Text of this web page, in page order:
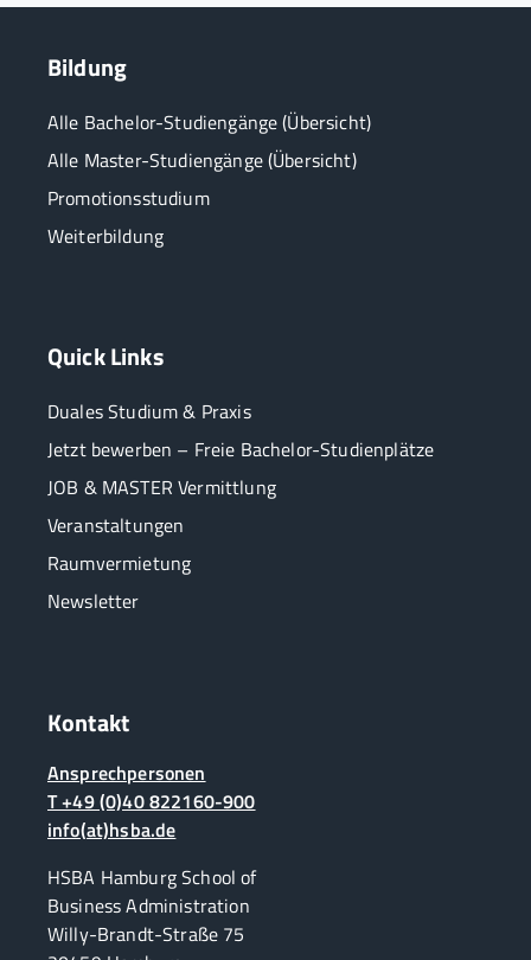
Bildung
Alle Bachelor-Studiengänge (Übersicht)
Alle Master-Studiengänge (Übersicht)
Promotionsstudium
Weiterbildung
Quick Links
Duales Studium & Praxis
Jetzt bewerben – Freie Bachelor-Studienplätze
JOB & MASTER Vermittlung
Veranstaltungen
Raumvermietung
Newsletter
Kontakt
Ansprechpersonen
T +49 (0)40 822160-900
info(at)hsba.de
HSBA Hamburg School of
Business Administration
Willy-Brandt-Straße 75